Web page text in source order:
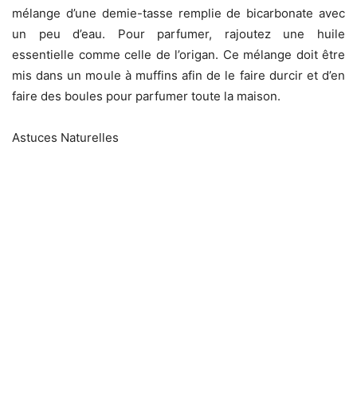
mélange d’une demie-tasse remplie de bicarbonate avec
un peu d’eau. Pour parfumer, rajoutez une huile
essentielle comme celle de l’origan. Ce mélange doit être
mis dans un moule à muffins afin de le faire durcir et d’en
faire des boules pour parfumer toute la maison.
Astuces Naturelles